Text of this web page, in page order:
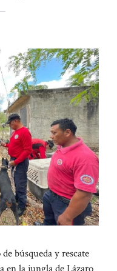
búsqueda y rescate